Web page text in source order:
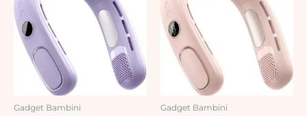
Gadget Bambini Gadget Bambini